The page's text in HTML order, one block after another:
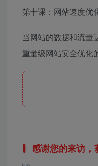
第十课：网站速度优
当网站的数据和流量
重量级网站安全优化
感谢您的来访，